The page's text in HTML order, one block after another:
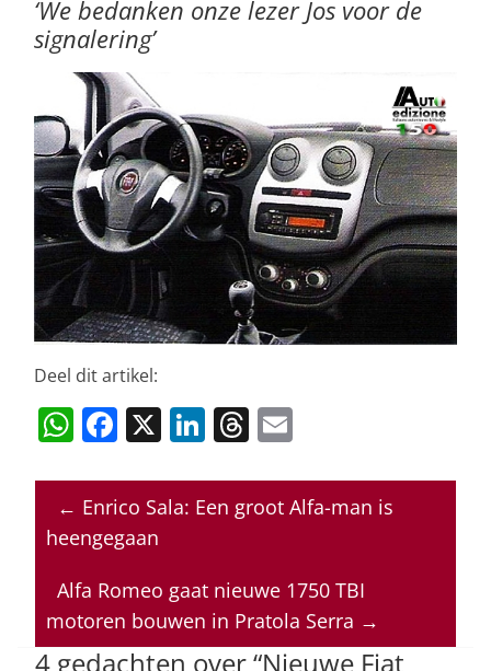
‘We bedanken onze lezer Jos voor de
signalering’
Deel dit artikel:
W
at
s
A
p
p
F
c
e
b
o
o
X Li
k
e
n
T
re
a
s
ai
l
← Enrico Sala: Een groot Alfa-man is
heengegaan
Alfa Romeo gaat nieuwe 1750 TBI
motoren bouwen in Pratola Serra →
4 gedachten over “Nieuwe Fiat